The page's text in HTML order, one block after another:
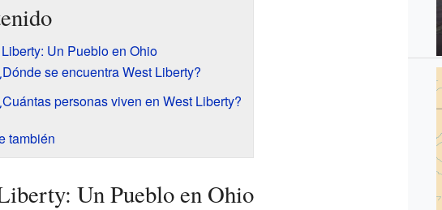
Un Pueblo en Ohio
se encuentra West Liberty?
personas viven en West Liberty?
también
Un Pueblo en Ohio